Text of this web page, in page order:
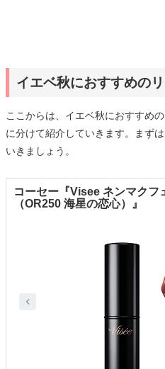
イエベ秋におすすめの
ここからは、イエベ秋におすすめ
に分けて紹介していきます。まず
いきましょう。
コーセー『Visee ネンマクフ
（OR250 海星の恋心）』